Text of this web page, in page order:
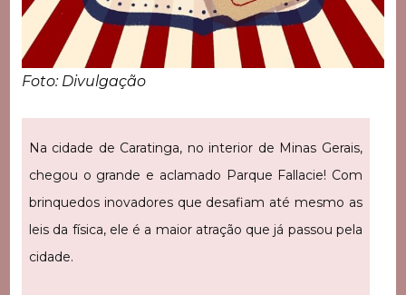
Foto: Divulgação
Na cidade de Caratinga, no interior de Minas Gerais,
chegou o grande e aclamado Parque Fallacie! Com
brinquedos inovadores que desafiam até mesmo as
leis da física, ele é a maior atração que já passou pela
cidade.